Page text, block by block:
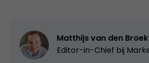
Matthijs van den Broek
Editor-in-Chief bij